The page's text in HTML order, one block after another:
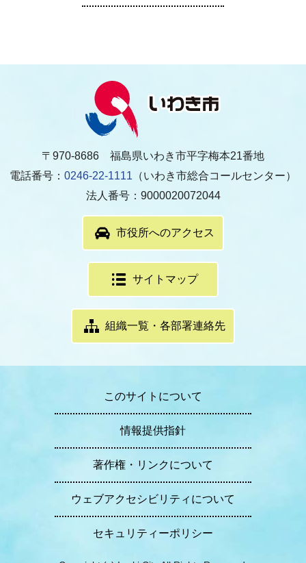
〒970-8686 福島県いわき市平字梅本21番地
電話番号： 0246-22-1111 （いわき市総合コールセンター）
法人番号：9000020072044
市役所へのアクセス
サイトマップ
組織一覧・各部署連絡先
このサイトについて
情報提供指針
著作権・リンクについて
ウェブアクセシビリティについて
セキュリティーポリシー